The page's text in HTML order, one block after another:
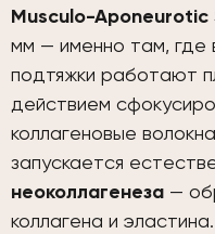
Musculo-Aponeurotic
мм — именно там, где
подтяжки работают
действием
коллагеновые
запускается
неоколлагенеза —
коллагена и